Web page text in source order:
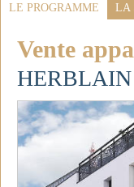
LE PROGRAMME LA
Vente